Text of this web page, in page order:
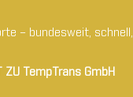
– bundesweit, schnell,
ZU TempTrans GmbH